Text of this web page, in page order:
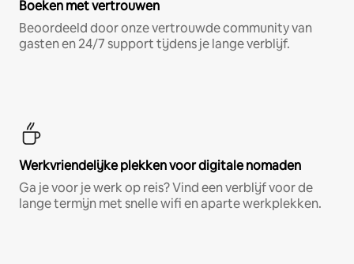
Boeken met vertrouwen
Beoordeeld door onze vertrouwde community van
gasten en 24/7 support tijdens je lange verblijf.
Werkvriendelijke plekken voor digitale nomaden
Ga je voor je werk op reis? Vind een verblijf voor de
lange termijn met snelle wifi en aparte werkplekken.